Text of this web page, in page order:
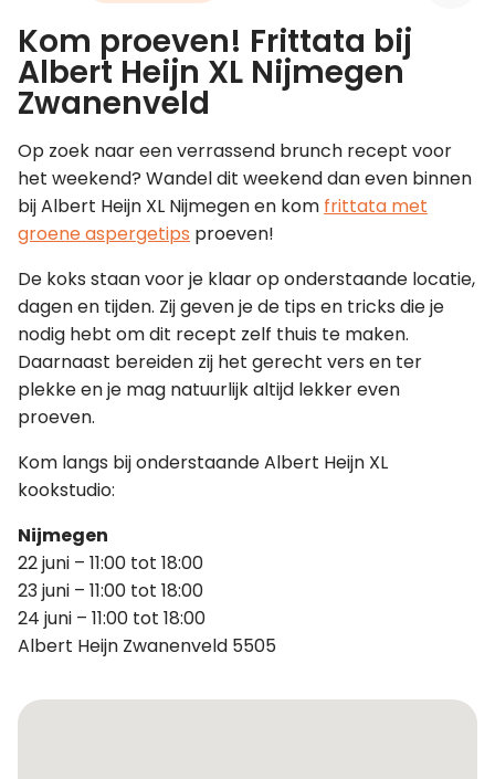
Leer koken als een chef
Kom proeven! Frittata bij
Albert Heijn XL Nijmegen
Zwanenveld
Op zoek naar een verrassend brunch recept voor
het weekend? Wandel dit weekend dan even binnen
bij Albert Heijn XL Nijmegen en kom frittata met
groene aspergetips proeven!
De koks staan voor je klaar op onderstaande locatie,
dagen en tijden. Zij geven je de tips en tricks die je
nodig hebt om dit recept zelf thuis te maken.
Daarnaast bereiden zij het gerecht vers en ter
plekke en je mag natuurlijk altijd lekker even
proeven.
Kom langs bij onderstaande Albert Heijn XL
kookstudio:
Nijmegen
22 juni – 11:00 tot 18:00
23 juni – 11:00 tot 18:00
24 juni – 11:00 tot 18:00
Albert Heijn Zwanenveld 5505